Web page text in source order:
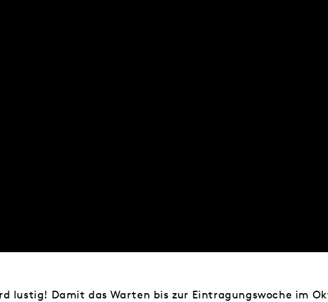
lustig! Damit das Warten bis zur Eintragungswoche im